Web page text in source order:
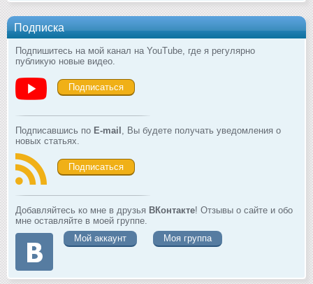
Подписка
Подпишитесь на мой канал на YouTube, где я регулярно
публикую новые видео.
Подписаться
Подписавшись по E-mail , Вы будете получать уведомления о
новых статьях.
Подписаться
Добавляйтесь ко мне в друзья ВКонтакте! Отзывы о сайте и обо
мне оставляйте в моей группе.
Мой аккаунт
Моя группа